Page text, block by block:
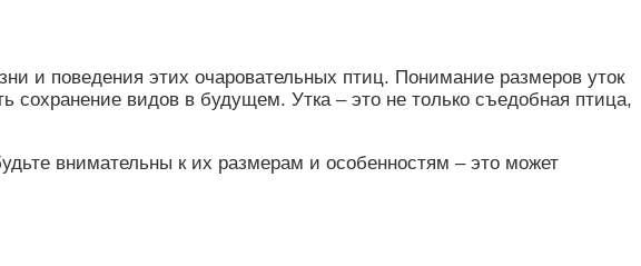
и поведения этих очаровательных птиц. Понимание размеров уток
видов в будущем. Утка – это не только съедобная птица,
внимательны к их размерам и особенностям – это может